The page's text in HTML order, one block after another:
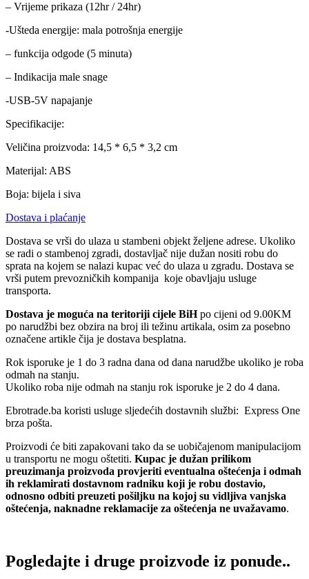
– Vrijeme prikaza (12hr / 24hr)
-Ušteda energije: mala potrošnja energije
– funkcija odgode (5 minuta)
– Indikacija male snage
-USB-5V napajanje
Specifikacije:
Veličina proizvoda: 14,5 * 6,5 * 3,2 cm
Materijal: ABS
Boja: bijela i siva
Dostava i plaćanje
Dostava se vrši do ulaza u stambeni objekt željene adrese. Ukoliko
se radi o stambenoj zgradi, dostavljač nije dužan nositi robu do
sprata na kojem se nalazi kupac već do ulaza u zgradu. Dostava se
vrši putem prevozničkih kompanija koje obavljaju usluge
transporta.
Dostava je moguća na teritoriji cijele BiHpo cijeni od 9.00KM
po narudžbi bez obzira na broj ili težinu artikala, osim za posebno
označene artikle čija je dostava besplatna.
Rok isporuke je 1 do 3 radna dana od dana narudžbe ukoliko je roba
odmah na stanju.
Ukoliko roba nije odmah na stanju rok isporuke je 2 do 4 dana.
Ebrotrade.ba koristi usluge sljedećih dostavnih službi: Express One
brza pošta.
Proizvodi će biti zapakovani tako da se uobičajenom manipulacijom
u transportu ne mogu oštetiti. Kupac je dužan prilikom
preuzimanja proizvoda provjeriti eventualna oštećenja i odmah
ih reklamirati dostavnom radniku koji je robu dostavio,
odnosno odbiti preuzeti pošiljku na kojoj su vidljiva vanjska
oštećenja, naknadne reklamacije za oštećenja ne uvažavamo.
Pogledajte i druge proizvode iz ponude..